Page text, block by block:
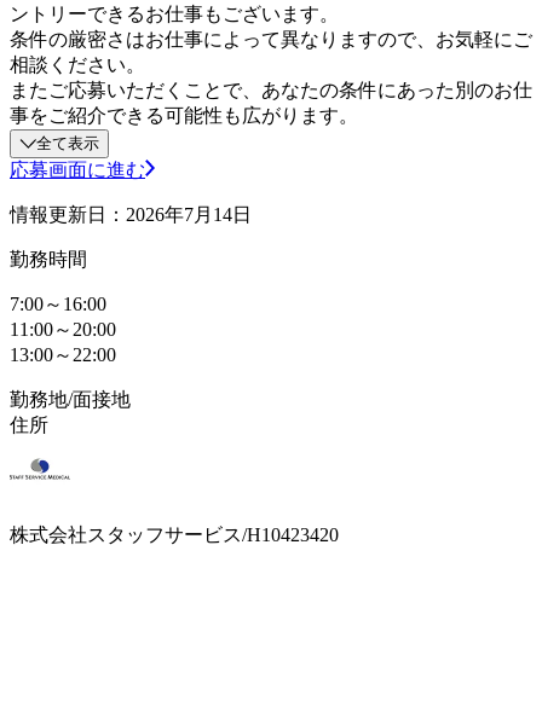
ントリーできるお仕事もございます。
条件の厳密さはお仕事によって異なりますので、お気軽にご
相談ください。
またご応募いただくことで、あなたの条件にあった別のお仕
事をご紹介できる可能性も広がります。
全て表示
応募画面に進む
情報更新日：2026年7月14日
勤務時間
7:00～16:00
11:00～20:00
13:00～22:00
勤務地/面接地
住所
株式会社スタッフサービス/H10423420